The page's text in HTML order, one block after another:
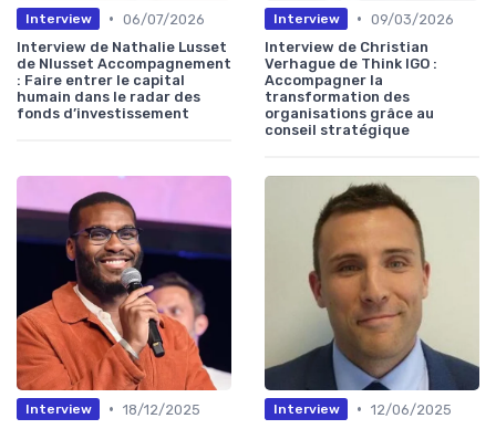
Interview • 06/07/2026
Interview de Nathalie Lusset
de Nlusset Accompagnement
: Faire entrer le capital
humain dans le radar des
fonds d’investissement
Interview • 09/03/2026
Interview de Christian
Verhague de Think IGO :
Accompagner la
transformation des
organisations grâce au
conseil stratégique
Interview • 18/12/2025
Interview • 12/06/2025